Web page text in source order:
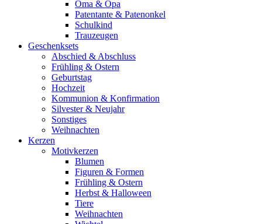
Oma & Opa
Patentante & Patenonkel
Schulkind
Trauzeugen
Geschenksets
Abschied & Abschluss
Frühling & Ostern
Geburtstag
Hochzeit
Kommunion & Konfirmation
Silvester & Neujahr
Sonstiges
Weihnachten
Kerzen
Motivkerzen
Blumen
Figuren & Formen
Frühling & Ostern
Herbst & Halloween
Tiere
Weihnachten